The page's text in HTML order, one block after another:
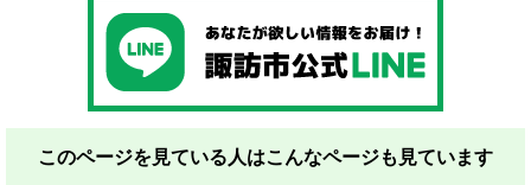
このページを見ている人はこんなページも見ています